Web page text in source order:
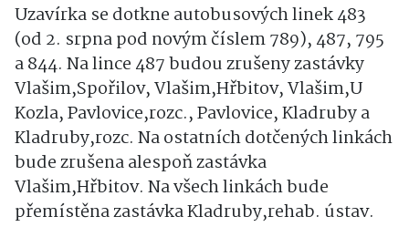
Uzavírka se dotkne autobusových linek 483
(od 2. srpna pod novým číslem 789), 487, 795
a 844. Na lince 487 budou zrušeny zastávky
Vlašim,Spořilov, Vlašim,Hřbitov, Vlašim,U
Kozla, Pavlovice,rozc., Pavlovice, Kladruby a
Kladruby,rozc. Na ostatních dotčených linkách
bude zrušena alespoň zastávka
Vlašim,Hřbitov. Na všech linkách bude
přemístěna zastávka Kladruby,rehab. ústav.